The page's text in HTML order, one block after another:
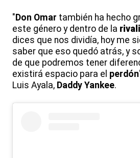
" Don Omar también ha hecho
este género y dentro de la
dices que nos dividía, hoy me
saber que eso quedó atrás, y
de que podremos tener
existirá espacio para el perdón
Luis Ayala, Daddy Yankee.